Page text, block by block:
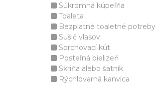
Súkromná kúpeľňa
Toaleta
Bezplatné toaletné potreby
Sušič vlasov
Sprchovací kút
Posteľná bielizeň
Skriňa alebo šatník
Rýchlovarná kanvica